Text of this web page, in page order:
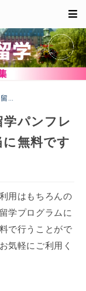
留学パンフレットの一
学パンフレ
に無料です
用はもちろんの
学プログラムに
で行うことがで
気軽にご利用く